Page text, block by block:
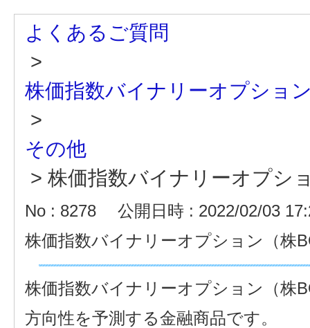
よくあるご質問
>
株価指数バイナリーオプショ
>
その他
> 株価指数バイナリーオプシ
No : 8278
公開日時 : 2022/02/03
株価指数バイナリーオプション（株
株価指数バイナリーオプション（株
方向性を予測する金融商品です。